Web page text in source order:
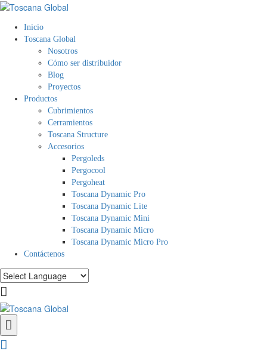
Inicio
Toscana Global
Nosotros
Cómo ser distribuidor
Blog
Proyectos
Productos
Cubrimientos
Cerramientos
Toscana Structure
Accesorios
Pergoleds
Pergocool
Pergoheat
Toscana Dynamic Pro
Toscana Dynamic Lite
Toscana Dynamic Mini
Toscana Dynamic Micro
Toscana Dynamic Micro Pro
Contáctenos